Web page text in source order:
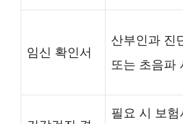
임신 확인서
산부인과 진
또는 초음파
필요 시 보험